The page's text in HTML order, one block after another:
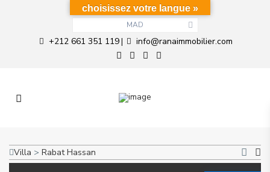
MAD
+212 661 351 119| info@ranaimmobilier.com
Villa > Rabat Hassan
choisissez votre langue »